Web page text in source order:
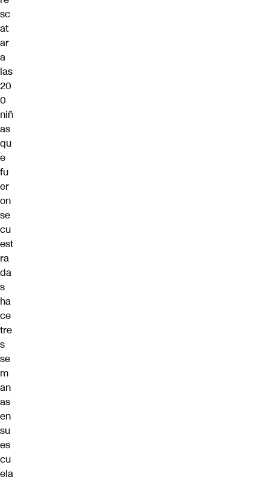
sc
at
ar
a
las
20
0
niñ
as
qu
e
fu
er
on
se
cu
est
ra
da
s
ha
ce
tre
s
se
m
an
as
en
su
es
cu
ela